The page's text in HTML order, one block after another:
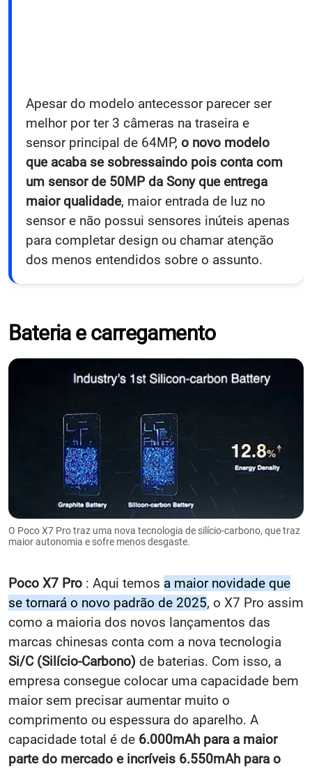
Apesar do modelo antecessor parecer ser
melhor por ter 3 câmeras na traseira e
sensor principal de 64MP, o novo modelo
que acaba se sobressaindo pois conta com
um sensor de 50MP da Sony que entrega
maior qualidade, maior entrada de luz no
sensor e não possui sensores inúteis apenas
para completar design ou chamar atenção
dos menos entendidos sobre o assunto.
Bateria e carregamento
O Poco X7 Pro traz uma nova tecnologia de silício-carbono, que traz
maior autonomia e sofre menos desgaste.
Poco X7 Pro : Aqui temos a maior novidade que
se tornará o novo padrão de 2025, o X7 Pro assim
como a maioria dos novos lançamentos das
marcas chinesas conta com a nova tecnologia
Si/C (Silício-Carbono) de baterias. Com isso, a
empresa consegue colocar uma capacidade bem
maior sem precisar aumentar muito o
comprimento ou espessura do aparelho. A
capacidade total é de 6.000mAh para a maior
parte do mercado e incríveis 6.550mAh para o